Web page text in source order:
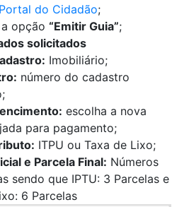
Portal do Cidadão;
opção “Emitir Guia”;
solicitados
Imobiliário;
número do cadastro
escolha a nova
para pagamento;
ITPU ou Taxa de Lixo;
e Parcela Final: Números
sendo que IPTU: 3 Parcelas e
6 Parcelas